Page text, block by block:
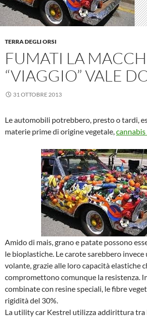
TERRA DEGLI ORSI
FUMATI LA
“VIAGGIO” VALE
31 OTTOBRE 2013
Le automobili potrebbero, presto o tardi,
materie prime di origine vegetale,
Amido di mais, grano e patate possono
le bioplastiche. Le carote sarebbero
volante, grazie alle loro capacità elastiche
compromettono comunque la resistenza.
combinate con resine speciali, le fibre
rigidità del 30%.
La utility car Kestrel utilizza addirittura tra